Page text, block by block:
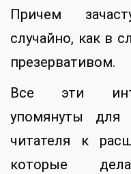
Причем
случайно, как в
презервативом.
Все эти
упомянуты для
читателя к
которые